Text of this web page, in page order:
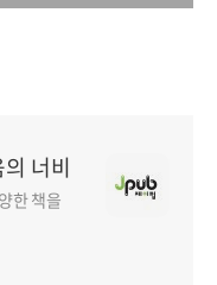
너비
한 책을